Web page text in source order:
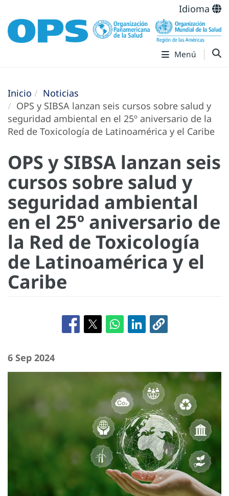
Idioma
Menú
Inicio
Noticias
OPS y SIBSA lanzan seis cursos sobre salud y
seguridad ambiental en el 25º aniversario de la
Red de Toxicología de Latinoamérica y el Caribe
OPS y SIBSA lanzan seis
cursos sobre salud y
seguridad ambiental
en el 25º aniversario de
la Red de Toxicología
de Latinoamérica y el
Caribe
6 Sep 2024